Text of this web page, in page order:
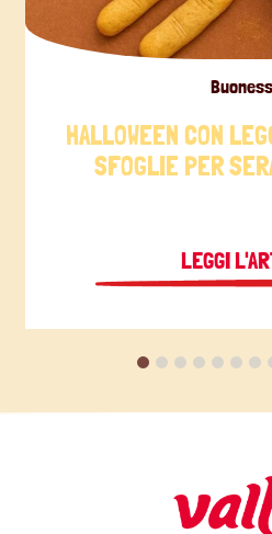
HALLOWEEN CON
SFOGLIE PER
LEGGI